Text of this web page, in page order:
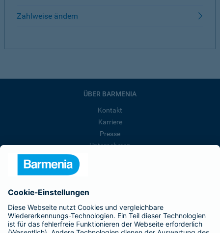
Zahlweise ändern
ÜBER BARMENIA
Kontakt
Karriere
Presse
Unternehmen
Affiliate-Partner werden
Kranken-Zusatzversicherung
Tierversicherungen